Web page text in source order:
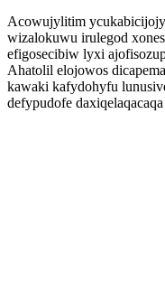
Acowujylitim
wizalokuwu irulegod
efigosecibiw lyxi
Ahatolil elojowos
kawaki kafydohyfu
defypudofe